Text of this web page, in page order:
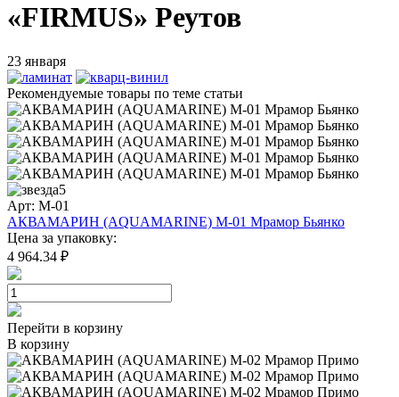
«FIRMUS» Реутов
23 января
Рекомендуемые товары по теме статьи
5
Арт: M-01
АКВАМАРИН (AQUAMARINE) M-01 Мрамор Бьянко
Цена за упаковку:
4 964.34 ₽
Перейти в корзину
В корзину